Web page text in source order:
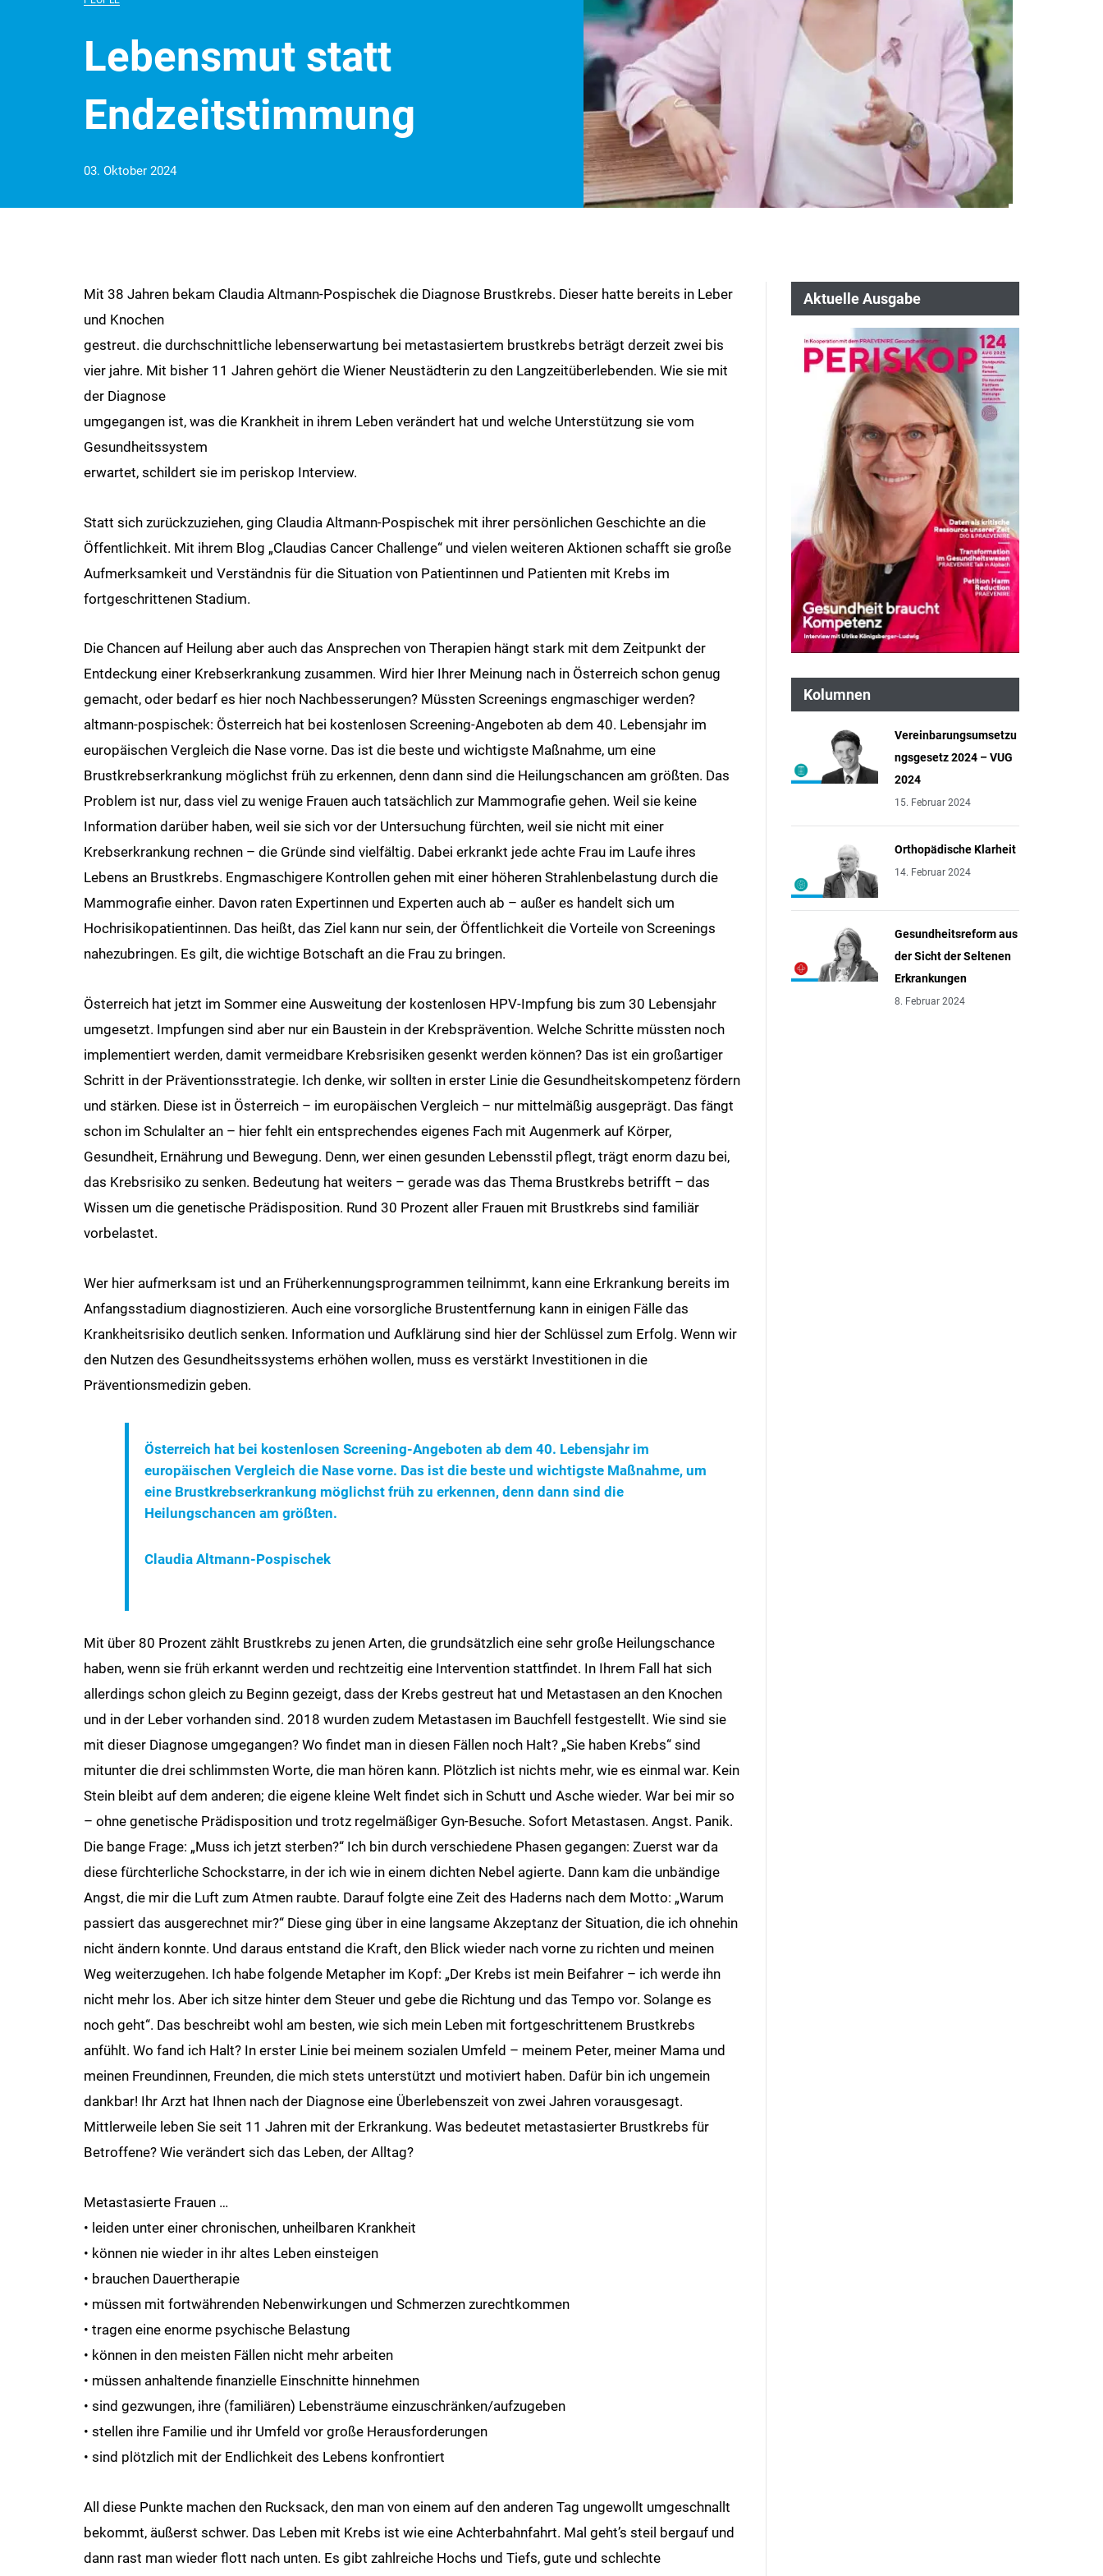
Lebensmut statt
Endzeitstimmung
03. Oktober 2024
Mit 38 Jahren bekam Claudia Altmann-Pospischek die Diagnose Brustkrebs. Dieser hatte bereits in Leber
und Knochen
gestreut. die durchschnittliche lebenserwartung bei metastasiertem brustkrebs beträgt derzeit zwei bis
vier jahre. Mit bisher 11 Jahren gehört die Wiener Neustädterin zu den Langzeitüberlebenden. Wie sie mit
der Diagnose
umgegangen ist, was die Krankheit in ihrem Leben verändert hat und welche Unterstützung sie vom
Gesundheitssystem
erwartet, schildert sie im periskop Interview.
Statt sich zurückzuziehen, ging Claudia Altmann-Pospischek mit ihrer persönlichen Geschichte an die
Öffentlichkeit. Mit ihrem Blog „Claudias Cancer Challenge“ und vielen weiteren Aktionen schafft sie große
Aufmerksamkeit und Verständnis für die Situation von Patientinnen und Patienten mit Krebs im
fortgeschrittenen Stadium.
Die Chancen auf Heilung aber auch das Ansprechen von Therapien hängt stark mit dem Zeitpunkt der
Entdeckung einer Krebserkrankung zusammen. Wird hier Ihrer Meinung nach in Österreich schon genug
gemacht, oder bedarf es hier noch Nachbesserungen? Müssten Screenings engmaschiger werden?
altmann-pospischek: Österreich hat bei kostenlosen Screening-Angeboten ab dem 40. Lebensjahr im
europäischen Vergleich die Nase vorne. Das ist die beste und wichtigste Maßnahme, um eine
Brustkrebserkrankung möglichst früh zu erkennen, denn dann sind die Heilungschancen am größten. Das
Problem ist nur, dass viel zu wenige Frauen auch tatsächlich zur Mammografie gehen. Weil sie keine
Information darüber haben, weil sie sich vor der Untersuchung fürchten, weil sie nicht mit einer
Krebserkrankung rechnen – die Gründe sind vielfältig. Dabei erkrankt jede achte Frau im Laufe ihres
Lebens an Brustkrebs. Engmaschigere Kontrollen gehen mit einer höheren Strahlenbelastung durch die
Mammografie einher. Davon raten Expertinnen und Experten auch ab – außer es handelt sich um
Hochrisikopatientinnen. Das heißt, das Ziel kann nur sein, der Öffentlichkeit die Vorteile von Screenings
nahezubringen. Es gilt, die wichtige Botschaft an die Frau zu bringen.
Österreich hat jetzt im Sommer eine Ausweitung der kostenlosen HPV-Impfung bis zum 30 Lebensjahr
umgesetzt. Impfungen sind aber nur ein Baustein in der Krebsprävention. Welche Schritte müssten noch
implementiert werden, damit vermeidbare Krebsrisiken gesenkt werden können? Das ist ein großartiger
Schritt in der Präventionsstrategie. Ich denke, wir sollten in erster Linie die Gesundheitskompetenz fördern
und stärken. Diese ist in Österreich – im europäischen Vergleich – nur mittelmäßig ausgeprägt. Das fängt
schon im Schulalter an – hier fehlt ein entsprechendes eigenes Fach mit Augenmerk auf Körper,
Gesundheit, Ernährung und Bewegung. Denn, wer einen gesunden Lebensstil pflegt, trägt enorm dazu bei,
das Krebsrisiko zu senken. Bedeutung hat weiters – gerade was das Thema Brustkrebs betrifft – das
Wissen um die genetische Prädisposition. Rund 30 Prozent aller Frauen mit Brustkrebs sind familiär
vorbelastet.
Wer hier aufmerksam ist und an Früherkennungsprogrammen teilnimmt, kann eine Erkrankung bereits im
Anfangsstadium diagnostizieren. Auch eine vorsorgliche Brustentfernung kann in einigen Fälle das
Krankheitsrisiko deutlich senken. Information und Aufklärung sind hier der Schlüssel zum Erfolg. Wenn wir
den Nutzen des Gesundheitssystems erhöhen wollen, muss es verstärkt Investitionen in die
Präventionsmedizin geben.
Österreich hat bei kostenlosen Screening-Angeboten ab dem 40. Lebensjahr im
europäischen Vergleich die Nase vorne. Das ist die beste und wichtigste Maßnahme, um
eine Brustkrebserkrankung möglichst früh zu erkennen, denn dann sind die
Heilungschancen am größten.
Claudia Altmann-Pospischek
Mit über 80 Prozent zählt Brustkrebs zu jenen Arten, die grundsätzlich eine sehr große Heilungschance
haben, wenn sie früh erkannt werden und rechtzeitig eine Intervention stattfindet. In Ihrem Fall hat sich
allerdings schon gleich zu Beginn gezeigt, dass der Krebs gestreut hat und Metastasen an den Knochen
und in der Leber vorhanden sind. 2018 wurden zudem Metastasen im Bauchfell festgestellt. Wie sind sie
mit dieser Diagnose umgegangen? Wo findet man in diesen Fällen noch Halt? „Sie haben Krebs“ sind
mitunter die drei schlimmsten Worte, die man hören kann. Plötzlich ist nichts mehr, wie es einmal war. Kein
Stein bleibt auf dem anderen; die eigene kleine Welt findet sich in Schutt und Asche wieder. War bei mir so
– ohne genetische Prädisposition und trotz regelmäßiger Gyn-Besuche. Sofort Metastasen. Angst. Panik.
Die bange Frage: „Muss ich jetzt sterben?“ Ich bin durch verschiedene Phasen gegangen: Zuerst war da
diese fürchterliche Schockstarre, in der ich wie in einem dichten Nebel agierte. Dann kam die unbändige
Angst, die mir die Luft zum Atmen raubte. Darauf folgte eine Zeit des Haderns nach dem Motto: „Warum
passiert das ausgerechnet mir?“ Diese ging über in eine langsame Akzeptanz der Situation, die ich ohnehin
nicht ändern konnte. Und daraus entstand die Kraft, den Blick wieder nach vorne zu richten und meinen
Weg weiterzugehen. Ich habe folgende Metapher im Kopf: „Der Krebs ist mein Beifahrer – ich werde ihn
nicht mehr los. Aber ich sitze hinter dem Steuer und gebe die Richtung und das Tempo vor. Solange es
noch geht“. Das beschreibt wohl am besten, wie sich mein Leben mit fortgeschrittenem Brustkrebs
anfühlt. Wo fand ich Halt? In erster Linie bei meinem sozialen Umfeld – meinem Peter, meiner Mama und
meinen Freundinnen, Freunden, die mich stets unterstützt und motiviert haben. Dafür bin ich ungemein
dankbar! Ihr Arzt hat Ihnen nach der Diagnose eine Überlebenszeit von zwei Jahren vorausgesagt.
Mittlerweile leben Sie seit 11 Jahren mit der Erkrankung. Was bedeutet metastasierter Brustkrebs für
Betroffene? Wie verändert sich das Leben, der Alltag?
Metastasierte Frauen …
• leiden unter einer chronischen, unheilbaren Krankheit
• können nie wieder in ihr altes Leben einsteigen
• brauchen Dauertherapie
• müssen mit fortwährenden Nebenwirkungen und Schmerzen zurechtkommen
• tragen eine enorme psychische Belastung
• können in den meisten Fällen nicht mehr arbeiten
• müssen anhaltende finanzielle Einschnitte hinnehmen
• sind gezwungen, ihre (familiären) Lebensträume einzuschränken/aufzugeben
• stellen ihre Familie und ihr Umfeld vor große Herausforderungen
• sind plötzlich mit der Endlichkeit des Lebens konfrontiert
All diese Punkte machen den Rucksack, den man von einem auf den anderen Tag ungewollt umgeschnallt
bekommt, äußerst schwer. Das Leben mit Krebs ist wie eine Achterbahnfahrt. Mal geht’s steil bergauf und
dann rast man wieder flott nach unten. Es gibt zahlreiche Hochs und Tiefs, gute und schlechte
Aktuelle Ausgabe
Kolumnen
Vereinbarungsumsetzu
ngsgesetz 2024 – VUG
2024
15. Februar 2024
Orthopädische Klarheit
14. Februar 2024
Gesundheitsreform aus
der Sicht der Seltenen
Erkrankungen
8. Februar 2024